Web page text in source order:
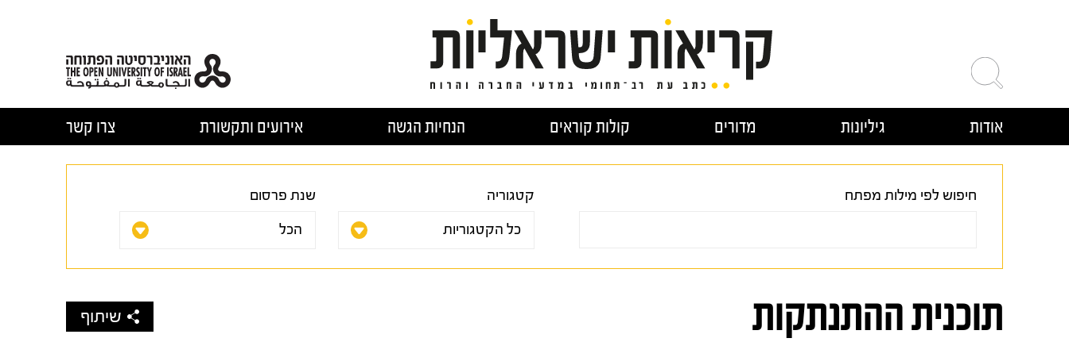
אודות גיליונות מדורים קולות קוראים הנחיות הגשה אירועים ותקשורת צרו קשר
חיפוש לפי מילות מפתח קטגוריה שנת פרסום
תוכנית ההתנתקות שיתוף